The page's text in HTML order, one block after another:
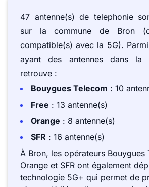
47 antenne(s) de telephonie
sur la commune de Bron
compatible(s) avec la 5G).
ayant des antennes dans la
retrouve :
Bouygues Telecom : 10
Free : 13 antenne(s)
Orange : 8 antenne(s)
SFR : 16 antenne(s)
À Bron, les opérateurs Bouygues
Orange et SFR ont également
technologie 5G+ qui permet de